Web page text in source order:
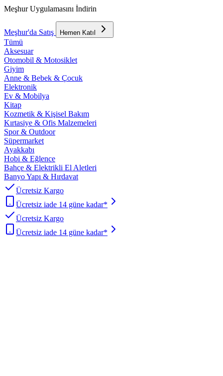
Meşhur Uygulamasını İndirin
Meşhur'da Satış Hemen Katıl
Tümü
Aksesuar
Otomobil & Motosiklet
Giyim
Anne & Bebek & Çocuk
Elektronik
Ev & Mobilya
Kitap
Kozmetik & Kişisel Bakım
Kırtasiye & Ofis Malzemeleri
Spor & Outdoor
Süpermarket
Ayakkabı
Hobi & Eğlence
Bahçe & Elektrikli El Aletleri
Banyo Yapı & Hırdavat
Ücretsiz Kargo
Ücretsiz iade 14 güne kadar*
Ücretsiz Kargo
Ücretsiz iade 14 güne kadar*